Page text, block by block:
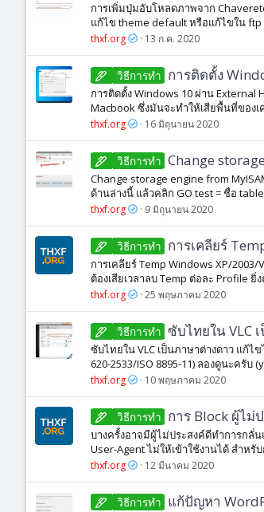
การเพิ่มปุ่มอับโหลดภาพจาก
แก้ไข theme default หรือแก้ไขใน ftp
thxf.org 13 ก.ค. 2020
วิธีการทํา การติดตั้ง
การติดตั้ง Windows 10 ผ่าน External
Macbook ซึ่งมันจะทำให้เสียพื้นที่ของเ
thxf.org 16 มิถุนายน 2020
วิธีการทํา Change
Change storage engine from
ด้านล่างนี้ แล้วคลิก GO test = ชื่อ table
thxf.org 9 มิถุนายน 2020
วิธีการทํา การเคลียร์
การเคลียร์ Temp Windows XP/
ต้องเสียเวลาลบ Temp ต่อละ Profile ยิ่
thxf.org 25 พฤษภาคม 2020
วิธีการทํา ซับไทยใน VLC
ซับไทยใน VLC เป็นภาษาต่างดาว แก้ไ
620-2533/ISO 8895-11) ลองดูนะครับ
thxf.org 10 พฤษภาคม 2020
วิธีการทํา การ Block ผู้ไม่
บางครั้งอาจมีผู้ไม่ประสงค์ดีทำการกลั่น
User-Agent ไม่ให้เข้าใช้งานได้ สำหรั
thxf.org 12 มีนาคม 2020
วิธีการทํา แก้ปัญหา